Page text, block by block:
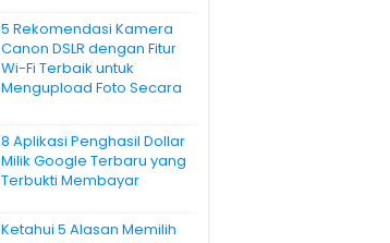
5 Rekomendasi Kamera
Canon DSLR dengan Fitur
Wi-Fi Terbaik untuk
Mengupload Foto Secara
8 Aplikasi Penghasil Dollar
Milik Google Terbaru yang
Terbukti Membayar
Ketahui 5 Alasan Memilih